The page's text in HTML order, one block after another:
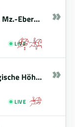
Dressur- und Springturnier RFV Mz.-Ebersheim (08.08. - 09.08.2026)
LIVE
»
Working Equitation Turnier Bergische Höhen
LIVE
»